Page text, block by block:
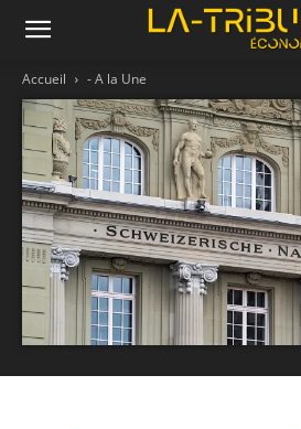
Accueil - A la Une